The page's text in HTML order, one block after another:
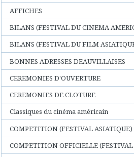
AFFICHES
BILANS (FESTIVAL DU CINEMA
BILANS (FESTIVAL DU FILM
BONNES ADRESSES DEAUVILLAISES
CEREMONIES D'OUVERTURE
CEREMONIES DE CLOTURE
Classiques du cinéma américain
COMPETITION (FESTIVAL ASIATIQUE)
COMPETITION OFFICIELLE